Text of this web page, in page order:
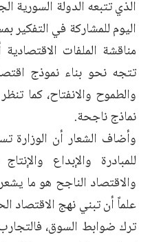
الذي تتبعه الدولة السورية
اليوم للمشاركة في التفكير
مناقشة الملفات
تتجه نحو بناء نموذج
والطموح والانفتاح، كما
نماذج ناجحة.
وأضاف الشعار أن الوزارة
للمبادرة والإبداع
والاقتصاد الناجح هو ما
علماً أن تبني نهج الاقتصاد
ترك ضوابط السوق،